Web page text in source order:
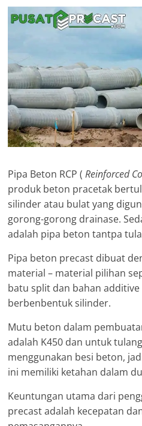
Pipa Beton RCP (Reinforced
produk beton pracetak
silinder atau bulat yang
gorong-gorong drainase.
adalah pipa beton tantpa
Pipa beton precast dibuat
material – material pilihan
batu split dan bahan
berbenbentuk silinder.
Mutu beton dalam
adalah K450 dan untuk
menggunakan besi beton,
ini memiliki ketahan dalam
Keuntungan utama dari
precast adalah kecepatan